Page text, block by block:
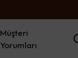
Müşteri
Yorumları